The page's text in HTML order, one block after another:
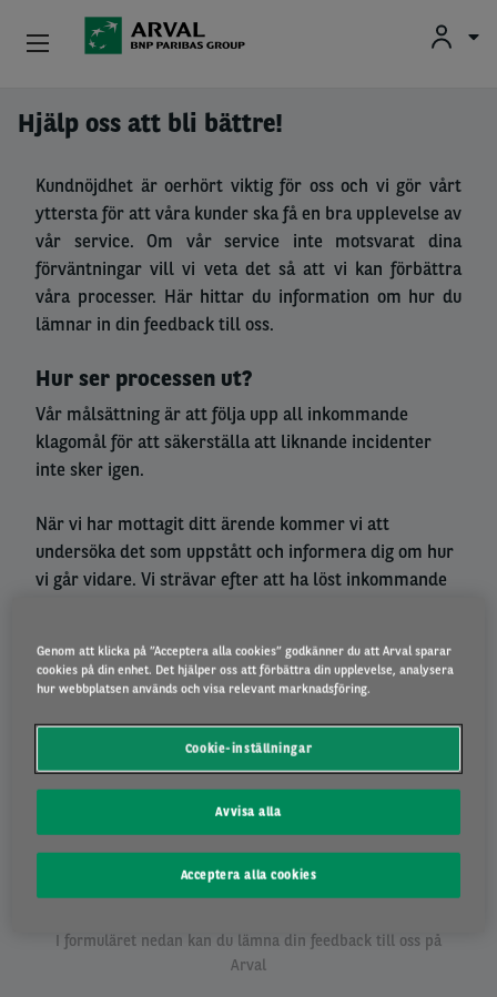
Hoppa till huvudinnehåll
Hjälp oss att bli bättre!
Kundnöjdhet är oerhört viktig för oss och vi gör vårt
yttersta för att våra kunder ska få en bra upplevelse av
vår service. Om vår service inte motsvarat dina
förväntningar vill vi veta det så att vi kan förbättra
våra processer. Här hittar du information om hur du
lämnar in din feedback till oss.
Hur ser processen ut?
Vår målsättning är att följa upp all inkommande
klagomål för att säkerställa att liknande incidenter
inte sker igen.
När vi har mottagit ditt ärende kommer vi att
undersöka det som uppstått och informera dig om hur
vi går vidare. Vi strävar efter att ha löst inkommande
Hur skickar du in din feedback?
Fyll i webbformuläret
I formuläret nedan kan du lämna din feedback till oss på
Arval
Privatleasing
Vår Expertis
Begagnade Bilar
Om Arval
Förartjänster
Genom att klicka på ”Acceptera alla cookies” godkänner du att Arval sparar
cookies på din enhet. Det hjälper oss att förbättra din upplevelse, analysera
hur webbplatsen används och visa relevant marknadsföring.
Cookie-inställningar
Avvisa alla
Acceptera alla cookies